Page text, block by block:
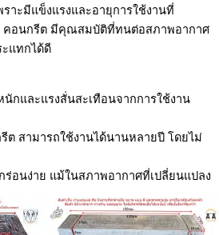
าะมีแข็งแรงและอายุการใช้งานที่
คอนกรีต มีคุณสมบัติที่ทนต่อสภาพอากาศ
แทกได้ดี
กและแรงสั่นสะเทือนจากการใช้งาน
ต สามารถใช้งานได้นานหลายปี โดยไม่
อนง่าย แม้ในสภาพอากาศที่เปลี่ยนแปลง